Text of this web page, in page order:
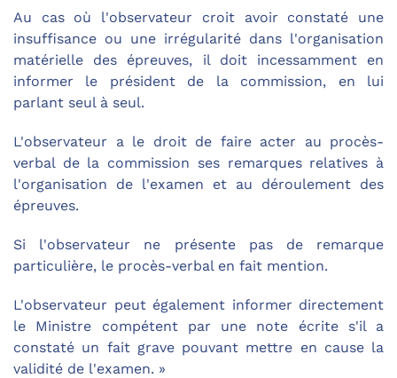
Au cas où l'observateur croit avoir constaté une
insuffisance ou une irrégularité dans l'organisation
matérielle des épreuves, il doit incessamment en
informer le président de la commission, en lui
parlant seul à seul.
L'observateur a le droit de faire acter au procès-
verbal de la commission ses remarques relatives à
l'organisation de l'examen et au déroulement des
épreuves.
Si l'observateur ne présente pas de remarque
particulière, le procès-verbal en fait mention.
L'observateur peut également informer directement
le Ministre compétent par une note écrite s'il a
constaté un fait grave pouvant mettre en cause la
validité de l'examen. »